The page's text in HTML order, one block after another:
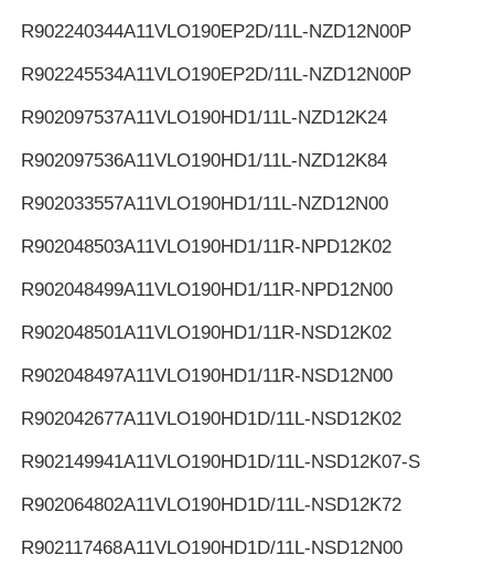
R902240344A11VLO190EP2D/11L-NZD12N00P
R902245534A11VLO190EP2D/11L-NZD12N00P
R902097537A11VLO190HD1/11L-NZD12K24
R902097536A11VLO190HD1/11L-NZD12K84
R902033557A11VLO190HD1/11L-NZD12N00
R902048503A11VLO190HD1/11R-NPD12K02
R902048499A11VLO190HD1/11R-NPD12N00
R902048501A11VLO190HD1/11R-NSD12K02
R902048497A11VLO190HD1/11R-NSD12N00
R902042677A11VLO190HD1D/11L-NSD12K02
R902149941A11VLO190HD1D/11L-NSD12K07-S
R902064802A11VLO190HD1D/11L-NSD12K72
R902117468A11VLO190HD1D/11L-NSD12N00